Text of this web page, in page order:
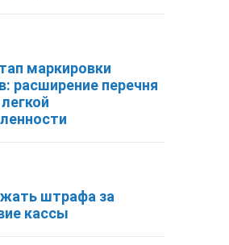
маркировки
расширение перечня
штрафа за
кассы